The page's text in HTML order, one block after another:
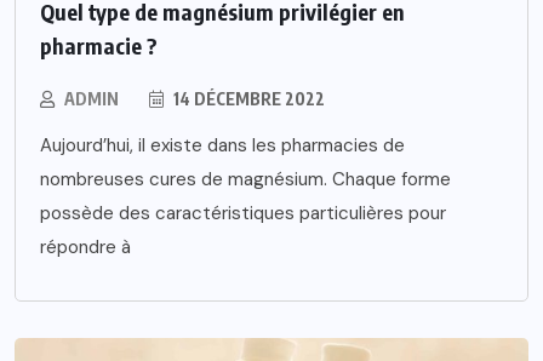
Quel type de magnésium privilégier en
pharmacie ?
ADMIN 14 DÉCEMBRE 2022
Aujourd’hui, il existe dans les pharmacies de
nombreuses cures de magnésium. Chaque forme
possède des caractéristiques particulières pour
répondre à